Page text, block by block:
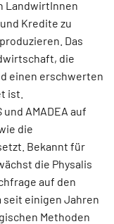
LandwirtInnen
Kredite zu
Das
die
einen erschwerten
ist.
AMADEA auf
die
Bekannt für
die Physalis
auf den
seit einigen Jahren
Methoden